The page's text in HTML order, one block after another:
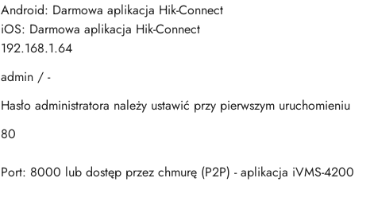
Android: Darmowa aplikacja Hik-Connect
iOS: Darmowa aplikacja Hik-Connect
192.168.1.64
admin / -
Hasło administratora należy ustawić przy pierwszym uruchomieniu
80
Port: 8000 lub dostęp przez chmurę (P2P) - aplikacja iVMS-4200